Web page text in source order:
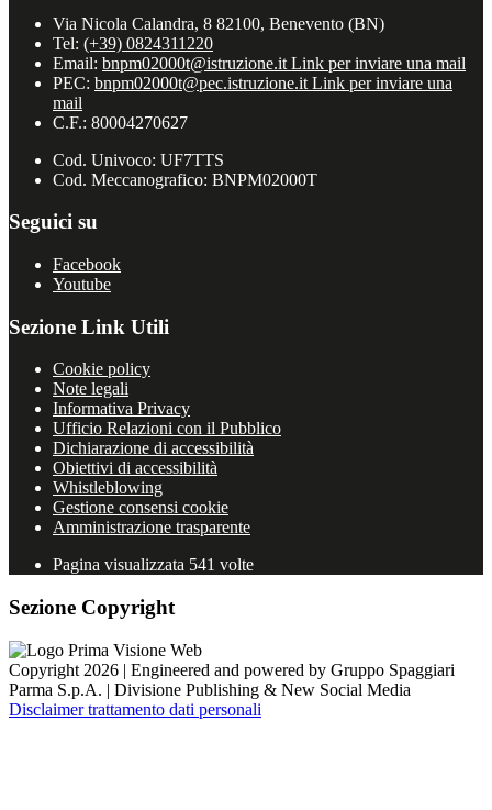
Via Nicola Calandra, 8 82100, Benevento (BN)
Tel: (+39) 0824311220
Email: bnpm02000t@istruzione.it Link per inviare una mail
PEC: bnpm02000t@pec.istruzione.it Link per inviare una
mail
C.F.: 80004270627
Cod. Univoco: UF7TTS
Cod. Meccanografico: BNPM02000T
Seguici su
Facebook
Youtube
Sezione Link Utili
Cookie policy
Note legali
Informativa Privacy
Ufficio Relazioni con il Pubblico
Dichiarazione di accessibilità
Obiettivi di accessibilità
Whistleblowing
Gestione consensi cookie
Amministrazione trasparente
Pagina visualizzata 541 volte
Sezione Copyright
Copyright 2026 | Engineered and powered by Gruppo Spaggiari
Parma S.p.A. | Divisione Publishing & New Social Media
Disclaimer trattamento dati personali